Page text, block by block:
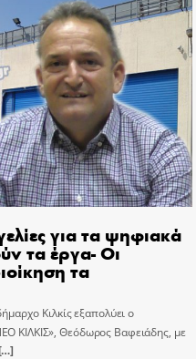
για τα ψηφιακά
τα έργα- Οι
τα
Κιλκίς εξαπολύει ο
ΚΙΛΚΙΣ», Θεόδωρος Βαφειάδης, με